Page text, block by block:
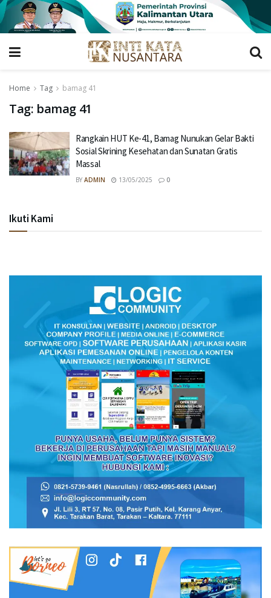
Home Tag bamag 41
Tag: bamag 41
Rangkain HUT Ke-41, Bamag Nunukan Gelar Bakti
Sosial Skrining Kesehatan dan Sunatan Gratis
Massal
BY ADMIN 13/05/2025 0
Ikuti Kami